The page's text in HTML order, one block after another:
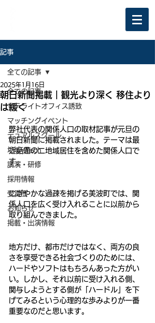
記事
全ての記事
サテライトオフィス誘致
マッチングイベント
デュアルスクール
地域×Tech
講演・研修
採用情報
受賞歴
お知らせ
掲載・出演情報
全ての記事
朝日新聞掲載｜観光より深く 移住より
は緩く
2025年1月16日
弊社代表の関係人口の取材記事が元旦の
朝日新聞に掲載されました。テーマは最
近話題の二地域居住を含めた関係人口で
す。
にぎやかな過疎を掲げる美波町では、関
係人口を広く受け入れることに以前から
取り組んできました。
地方だけ、都市だけではなく、両方の良
さを享受できる社会づくりのためには、
ハードやソフトはもちろんあった方がい
い。しかし、それ以前に受け入れる側、
関与しようとする側が「ハードル」を下
げてみるという心理的な歩みよりが一番
重要なのだと思います。